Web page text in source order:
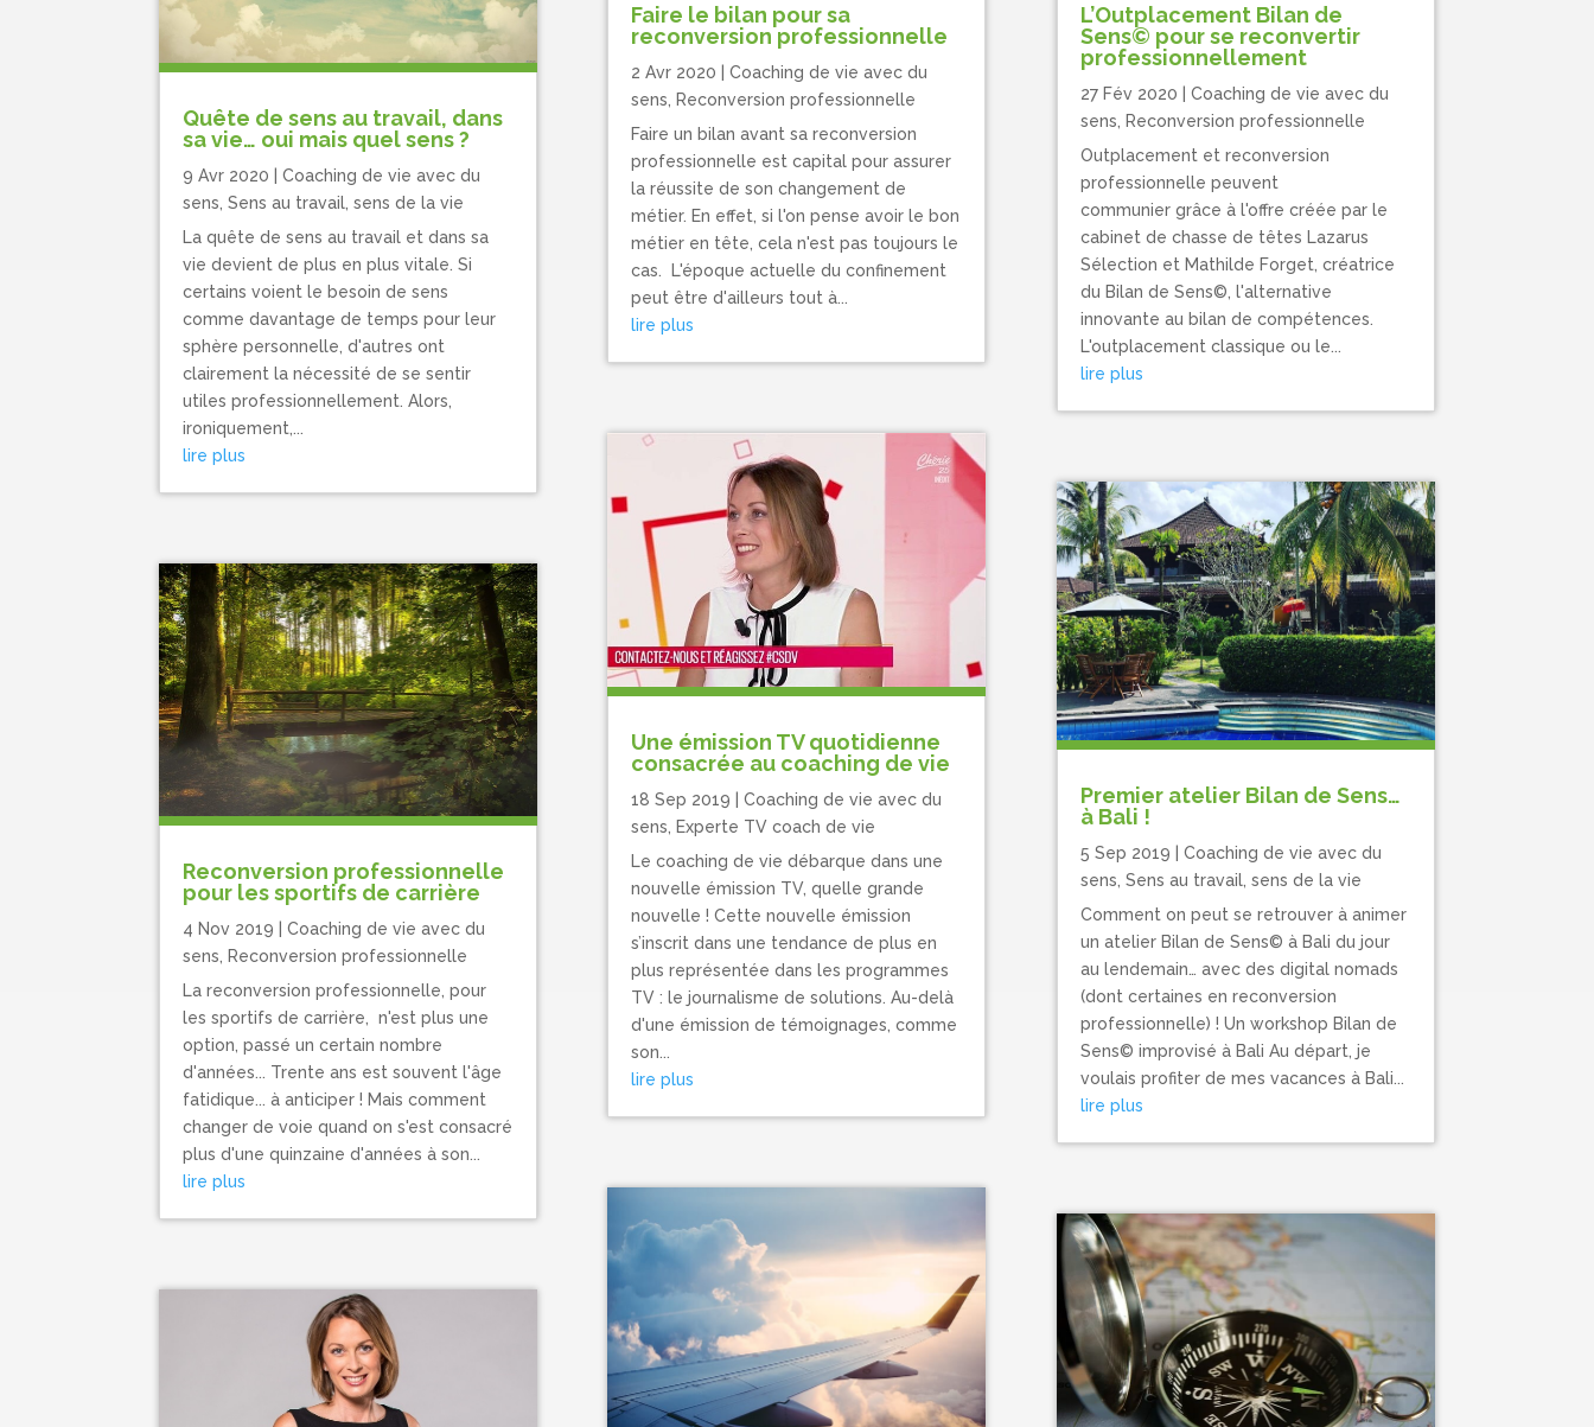
Quête de sens au travail, dans
sa vie… oui mais quel sens ?
9 Avr 2020 |Coaching de vie avec du
sens ,Sens au travail, sens de la vie
La quête de sens au travail et dans sa
vie devient de plus en plus vitale. Si
certains voient le besoin de sens
comme davantage de temps pour leur
sphère personnelle, d'autres ont
clairement la nécessité de se sentir
utiles professionnellement. Alors,
ironiquement,...
lire plus
Reconversion professionnelle
pour les sportifs de carrière
4 Nov 2019 |Coaching de vie avec du
sens ,Reconversion professionnelle
La reconversion professionnelle, pour
les sportifs de carrière, n'est plus une
option, passé un certain nombre
d'années... Trente ans est souvent l'âge
fatidique... à anticiper ! Mais comment
changer de voie quand on s'est consacré
plus d'une quinzaine d'années à son...
lire plus
Faire le bilan pour sa
reconversion professionnelle
2 Avr 2020 |Coaching de vie avec du
sens
Reconversion professionnelle
Faire un bilan avant sa reconversion
professionnelle est capital pour assurer
la réussite de son changement de
métier. En effet, si l'on pense avoir le bon
métier en tête, cela n'est pas toujours le
cas. L'époque actuelle du confinement
peut être d'ailleurs tout à...
lire plus
Une émission TV quotidienne
consacrée au coaching de vie
18 Sep 2019 |Coaching de vie avec du
sens
Experte TV coach de vie
Le coaching de vie débarque dans une
nouvelle émission TV, quelle grande
nouvelle ! Cette nouvelle émission
s’inscrit dans une tendance de plus en
plus représentée dans les programmes
TV : le journalisme de solutions. Au-delà
d'une émission de témoignages, comme
son...
lire plus
L’Outplacement Bilan de
Sens© pour se reconvertir
professionnellement
27 Fév 2020
Coaching de vie avec du
sens
Reconversion professionnelle
Outplacement et reconversion
professionnelle peuvent
communier grâce à l'offre créée par le
cabinet de chasse de têtes Lazarus
Sélection et Mathilde Forget, créatrice
du Bilan de Sens©, l'alternative
innovante au bilan de compétences.
L'outplacement classique ou le...
lire plus
Premier atelier Bilan de Sens…
à Bali !
5 Sep 2019
Coaching de vie avec du
sens Sens au travail, sens de la vie
Comment on peut se retrouver à animer
un atelier Bilan de Sens© à Bali du jour
au lendemain… avec des digital nomads
(dont certaines en reconversion
professionnelle) ! Un workshop Bilan de
Sens© improvisé à Bali Au départ, je
voulais profiter de mes vacances à Bali...
lire plus